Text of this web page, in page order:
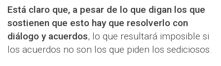
Está claro que, a pesar de lo que digan los que
sostienen que esto hay que resolverlo con
diálogo y acuerdos, lo que resultará imposible si
los acuerdos no son los que piden los sediciosos.